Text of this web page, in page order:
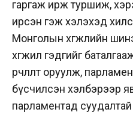
гаргаж ирж туршиж,
ирсэн гэж хэлэхэд
Монголын хөгжлийн
хөгжил гэдгийг
өөрчлөлт оруулж,
бүсчилсэн хэлбэрээр
парламентад